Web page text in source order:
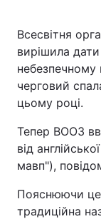
Головна
Україна
Економіка
Спорт
Техно і зв'язок
Зброя
Всесвітня
вирішила
черговий
цьому році.
Тепер ВООЗ
від
мавп"),
Пояснюючи
традиційна